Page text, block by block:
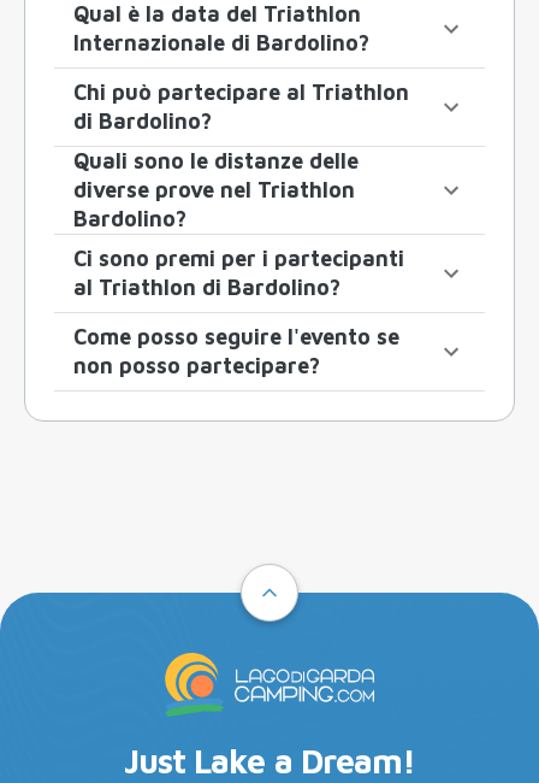
Qual è la data del Triathlon
Internazionale di Bardolino?
Chi può partecipare al Triathlon
di Bardolino?
Quali sono le distanze delle
diverse prove nel Triathlon
Bardolino?
Ci sono premi per i partecipanti
al Triathlon di Bardolino?
Come posso seguire l'evento se
non posso partecipare?
Just Lake a Dream!